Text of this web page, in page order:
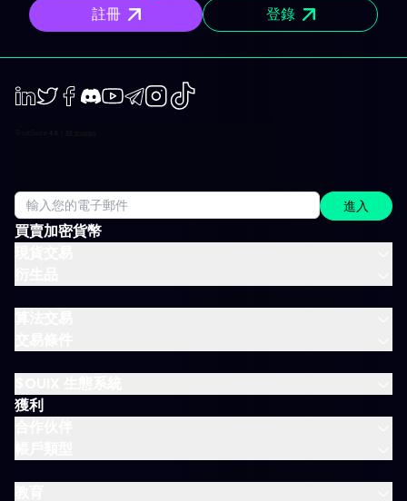
註冊 登錄
買賣加密貨幣
獲利
Telegram
Instagram
進入